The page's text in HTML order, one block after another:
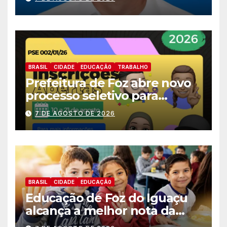
deputado estadual
BRASIL CIDADE EDUCAÇÃ0 TRABALHO
Prefeitura de Foz abre novo
processo seletivo para
estagiários
7 DE AGOSTO DE 2026
BRASIL CIDADE EDUCAÇÃ0
Educação de Foz do Iguaçu
alcança a melhor nota da
história no IDEB